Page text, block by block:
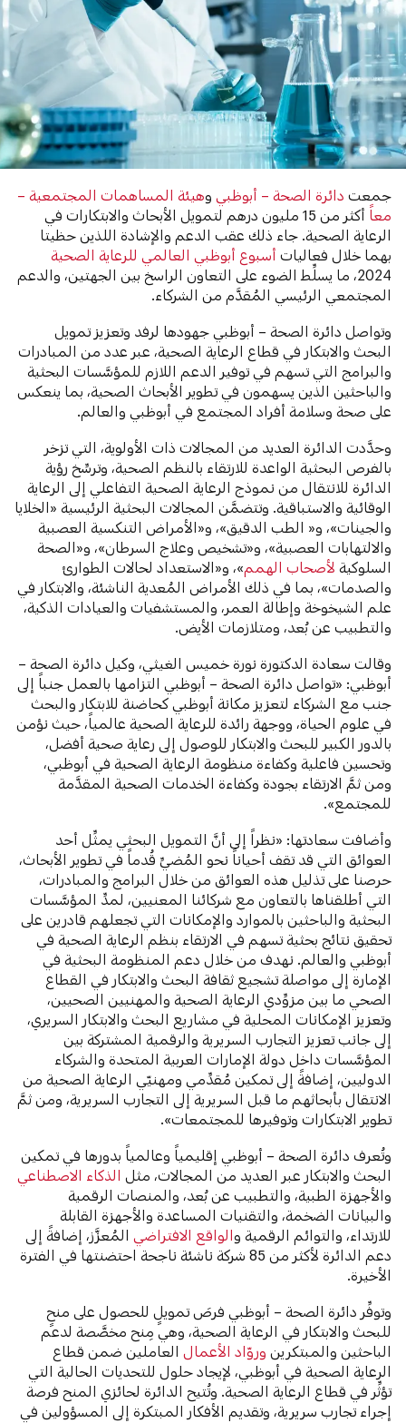
جمعتدائرة الصحة – أبوظبي وهيئة المساهمات المجتمعية –
معاً
أكثر من 15 مليون درهم لتمويل الأبحاث والابتكارات في
الرعاية الصحية. جاء ذلك عقب الدعم والإشادة اللذين حظيتا
بهما خلال فعالياتأسبوع أبوظبي العالمي للرعاية الصحية
2024، ما يسلِّط الضوء على التعاون الراسخ بين الجهتين، والدعم
المجتمعي الرئيسي المُقدَّم من الشركاء.
وتواصل دائرة الصحة – أبوظبي جهودها لرفد وتعزيز تمويل
البحث والابتكار في قطاع الرعاية الصحية، عبر عدد من المبادرات
والبرامج التي تسهم في توفير الدعم اللازم للمؤسَّسات البحثية
والباحثين الذين يسهمون في تطوير الأبحاث الصحية، بما ينعكس
على صحة وسلامة أفراد المجتمع في أبوظبي والعالم.
وحدَّدت الدائرة العديد من المجالات ذات الأولوية، التي تزخر
بالفرص البحثية الواعدة للارتقاء بالنظم الصحية، وترسِّخ رؤية
الدائرة للانتقال من نموذج الرعاية الصحية التفاعلي إلى الرعاية
الوقائية والاستباقية. وتتضمَّن المجالات البحثية الرئيسية «الخلايا
والجينات»، و« الطب الدقيق»، و«الأمراض التنكسية العصبية
والالتهابات العصبية»، و«تشخيص وعلاج السرطان»، و«الصحة
السلوكيةلأصحاب الهمم»، و«الاستعداد لحالات الطوارئ
والصدمات»، بما في ذلك الأمراض المُعدية الناشئة، والابتكار في
علم الشيخوخة وإطالة العمر، والمستشفيات والعيادات الذكية،
والتطبيب عن بُعد، ومتلازمات الأيض.
وقالت سعادة الدكتورة نورة خميس الغيثي، وكيل دائرة الصحة –
أبوظبي: «تواصل دائرة الصحة – أبوظبي التزامها بالعمل جنباً إلى
جنب مع الشركاء لتعزيز مكانة أبوظبي كحاضنة للابتكار والبحث
في علوم الحياة، ووجهة رائدة للرعاية الصحية عالمياً، حيث نؤمن
بالدور الكبير للبحث والابتكار للوصول إلى رعاية صحية أفضل،
وتحسين فاعلية وكفاءة منظومة الرعاية الصحية في أبوظبي،
ومن ثمَّ الارتقاء بجودة وكفاءة الخدمات الصحية المقدَّمة
للمجتمع».
وأضافت سعادتها: «نظراً إلى أنَّ التمويل البحثي يمثِّل أحد
العوائق التي قد تقف أحياناً نحو المُضيِّ قُدماً في تطوير الأبحاث،
حرصنا على تذليل هذه العوائق من خلال البرامج والمبادرات،
التي أطلقناها بالتعاون مع شركائنا المعنيين، لمدِّ المؤسَّسات
البحثية والباحثين بالموارد والإمكانات التي تجعلهم قادرين على
تحقيق نتائج بحثية تسهم في الارتقاء بنظم الرعاية الصحية في
أبوظبي والعالم. نهدف من خلال دعم المنظومة البحثية في
الإمارة إلى مواصلة تشجيع ثقافة البحث والابتكار في القطاع
الصحي ما بين مزوِّدي الرعاية الصحية والمهنيين الصحيين،
وتعزيز الإمكانات المحلية في مشاريع البحث والابتكار السريري،
إلى جانب تعزيز التجارب السريرية والرقمية المشتركة بين
المؤسَّسات داخل دولة الإمارات العربية المتحدة والشركاء
الدوليين، إضافةً إلى تمكين مُقدِّمي ومهنيّي الرعاية الصحية من
الانتقال بأبحاثهم ما قبل السريرية إلى التجارب السريرية، ومن ثمَّ
تطوير الابتكارات وتوفيرها للمجتمعات».
وتُعرف دائرة الصحة – أبوظبي إقليمياً وعالمياً بدورها في تمكين
البحث والابتكار عبر العديد من المجالات، مثل الذكاء الاصطناعي
والأجهزة الطبية، والتطبيب عن بُعد، والمنصات الرقمية
والبيانات الضخمة، والتقنيات المساعدة والأجهزة القابلة
للارتداء، والتوائم الرقمية والواقع الافتراضي المُعزَّز، إضافةً إلى
دعم الدائرة لأكثر من 85 شركة ناشئة ناجحة احتضنتها في الفترة
الأخيرة.
وتوفِّر دائرة الصحة – أبوظبي فرصَ تمويلٍ للحصول على منحٍ
للبحث والابتكار في الرعاية الصحية، وهي مِنح مخصَّصة لدعم
الباحثين والمبتكرين وروّاد الأعمال العاملين ضمن قطاع
الرعاية الصحية في أبوظبي، لإيجاد حلول للتحديات الحالية التي
تؤثِّر في قطاع الرعاية الصحية. وتُتيح الدائرة لحائزي المنح فرصة
إجراء تجارب سريرية، وتقديم الأفكار المبتكرة إلى المسؤولين في